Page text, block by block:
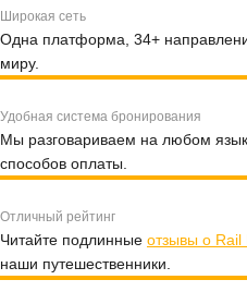
Широкая сеть
Одна платформа, 34+
миру.
Удобная система бронирования
Мы разговариваем на любом
способов оплаты.
Отличный рейтинг
Читайте подлинные отзывы о Rail
наши путешественники.